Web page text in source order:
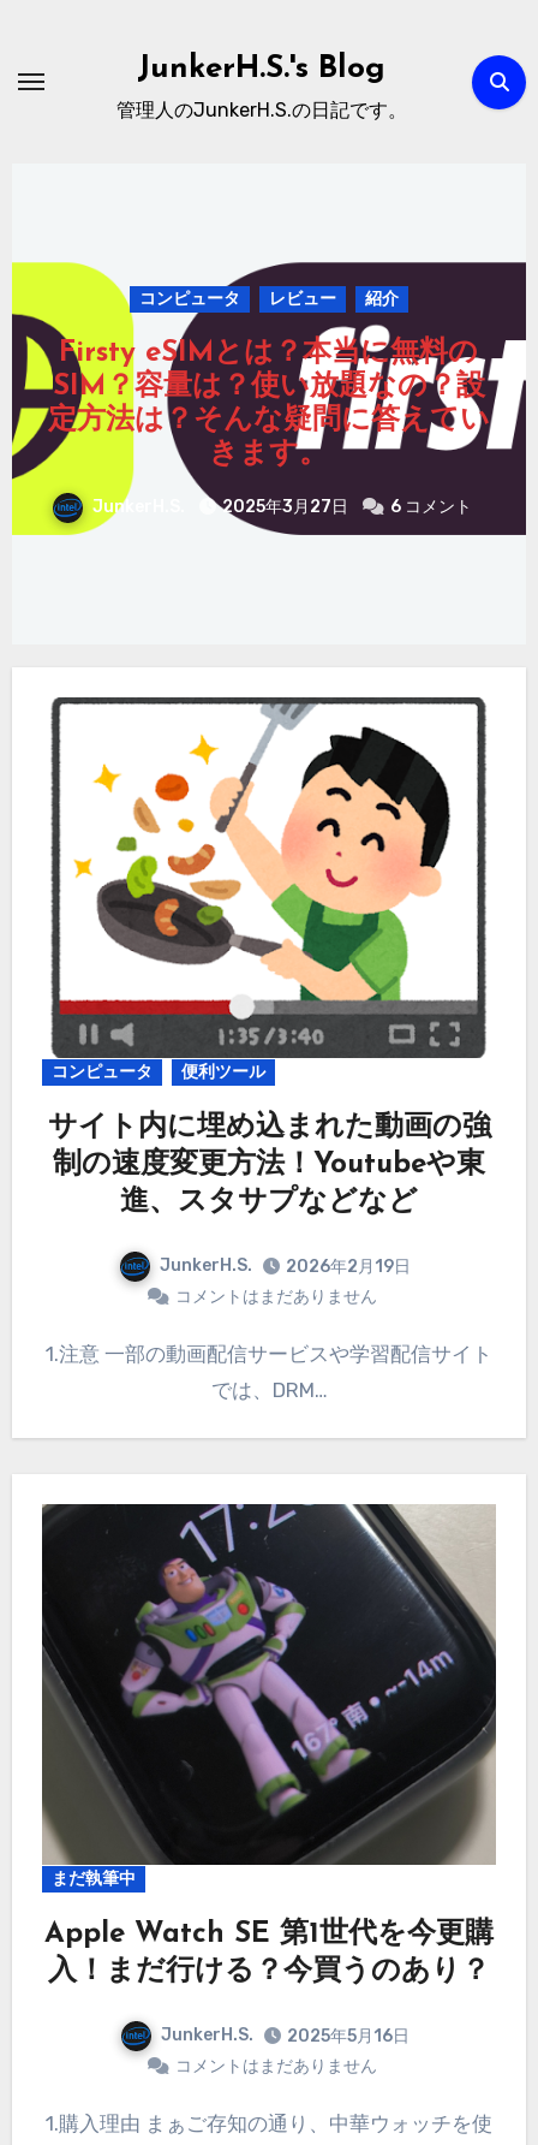
JunkerH.S.'s Blog
管理人のJunkerH.S.の日記です。
コンピュータ レビュー
不人気なiPhone16e？が出た中！
今更、iPhone SE 第2世代を手に
入れたのでレビュー まだ使える
のか？今買うのはどうかなど！
JunkerH.S.
だありません
コンピュータ 便利ツール
サイト内に埋め込まれた動画の強
制の速度変更方法！Youtubeや東
進、スタサプなどなど
JunkerH.S.
2026年2月19日
コメントはまだありません
1.注意 一部の動画配信サービスや学習配信サイト
では、DRM…
まだ執筆中
Apple Watch SE 第1世代を今更購
入！まだ行ける？今買うのあり？
JunkerH.S.
2025年5月16日
コメントはまだありません
1.購入理由 まぁご存知の通り、中華ウォッチを使